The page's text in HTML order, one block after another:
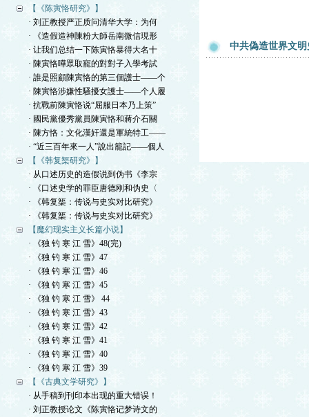
【《陈寅恪研究》】
· 刘正教授严正质问清华大学：为何
· 《造假造神陳粉大師岳南微信現形
· 让我们总结一下陈寅恪暴得大名十
· 陳寅恪嘩眾取寵的對對子入學考試
· 誰是照顧陳寅恪的第三個護士——个
· 陳寅恪涉嫌性騷擾女護士——个人履
· 抗戰前陳寅恪说“屈服日本乃上策”
· 國民黨優秀黨員陳寅恪和蔣介石關
· 陳方恪：文化漢奸還是軍統特工——
· “近三百年來一人”說出籠記——個人
【《韩复榘研究》】
· 从口述历史的造假说到伪书《李宗
· 《口述史学的罪臣唐德刚和伪史〈
· 《韩复榘：传说与史实对比研究》
· 《韩复榘：传说与史实对比研究》
【魔幻现实主义长篇小说】
· 《独 钓 寒 江 雪》48(完)
· 《独 钓 寒 江 雪》47
· 《独 钓 寒 江 雪》46
· 《独 钓 寒 江 雪》45
· 《独 钓 寒 江 雪》 44
· 《独 钓 寒 江 雪》43
· 《独 钓 寒 江 雪》42
· 《独 钓 寒 江 雪》41
· 《独 钓 寒 江 雪》40
· 《独 钓 寒 江 雪》39
【《古典文学研究》】
· 从手稿到刊印本出现的重大错误！
· 刘正教授论文《陈寅恪记梦诗文的
中共偽造世界文